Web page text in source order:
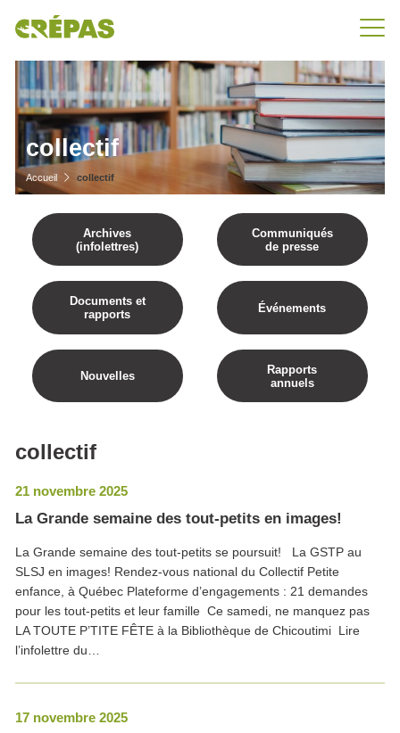
collectif
Accueil collectif
Archives
(infolettres)
Communiqués
de presse
Documents et
rapports
Événements
Nouvelles
Rapports
annuels
collectif
21 novembre 2025
La Grande semaine des tout-petits en images!
La Grande semaine des tout-petits se poursuit! La GSTP au
SLSJ en images! Rendez-vous national du Collectif Petite
enfance, à Québec Plateforme d’engagements : 21 demandes
pour les tout-petits et leur famille Ce samedi, ne manquez pas
LA TOUTE P’TITE FÊTE à la Bibliothèque de Chicoutimi Lire
l’infolettre du…
17 novembre 2025